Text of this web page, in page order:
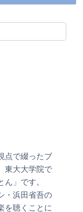
点で綴ったブ
東大大学院で
」です。
・浜田省吾の
を聴くことに